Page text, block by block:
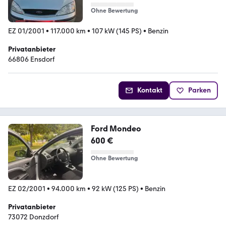
Ohne Bewertung
EZ 01/2001 • 117.000 km • 107 kW (145 PS) • Benzin
Privatanbieter
66806 Ensdorf
Kontakt Parken
Ford Mondeo
600 €
Ohne Bewertung
EZ 02/2001 • 94.000 km • 92 kW (125 PS) • Benzin
Privatanbieter
73072 Donzdorf